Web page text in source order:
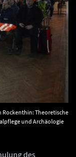
Rockenthin: Theoretische
und Archäologie
des